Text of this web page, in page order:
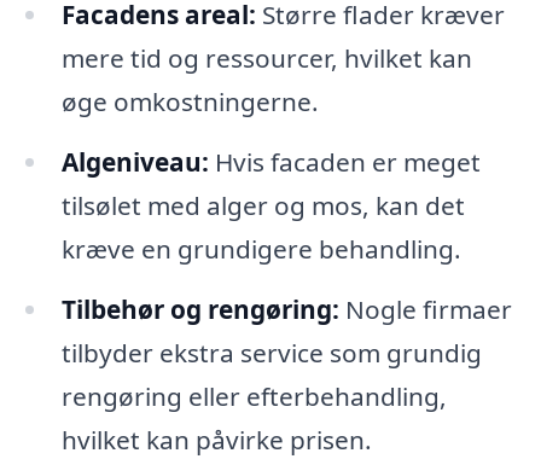
Facadens areal: Større flader kræver
mere tid og ressourcer, hvilket kan
øge omkostningerne.
Algeniveau: Hvis facaden er meget
tilsølet med alger og mos, kan det
kræve en grundigere behandling.
Tilbehør og rengøring: Nogle firmaer
tilbyder ekstra service som grundig
rengøring eller efterbehandling,
hvilket kan påvirke prisen.